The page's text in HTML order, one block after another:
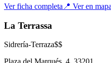
Ver ficha completa 📍 Ver en mapa
La Terrassa
Sidrería-Terraza$$